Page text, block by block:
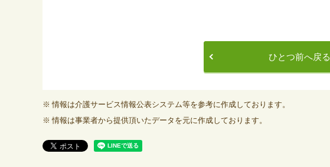
ひとつ前へ戻る
情報は介護サービス情報公表システム等を参考に作成しております。
情報は事業者から提供頂いたデータを元に作成しております。